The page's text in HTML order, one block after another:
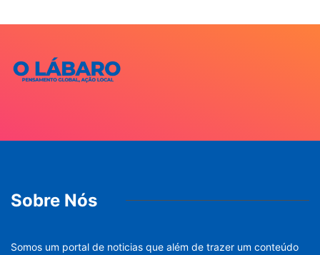
Sobre Nós
Somos um portal de noticias que além de trazer um conteúdo